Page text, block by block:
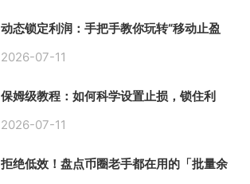
动态锁定利润：手把手教你玩转“移动止盈
2026-07-11
保姆级教程：如何科学设置止损，锁住利
2026-07-11
拒绝低效！盘点币圈老手都在用的「批量余